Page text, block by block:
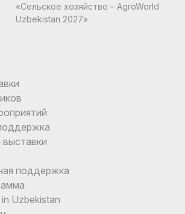
«Сельское хозяйство – AgroWorld
Uzbekistan 2027»
поддержка
Uzbekistan